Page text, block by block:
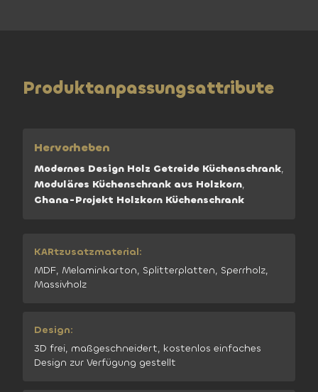
Produktanpassungsattribute
Hervorheben
Modernes Design Holz Getreide Küchenschrank,
Moduläres Küchenschrank aus Holzkorn,
Ghana-Projekt Holzkorn Küchenschrank
KARtzusatzmaterial:
MDF, Melaminkarton, Splitterplatten, Sperrholz,
Massivholz
Design:
3D frei, maßgeschneidert, kostenlos einfaches
Design zur Verfügung gestellt